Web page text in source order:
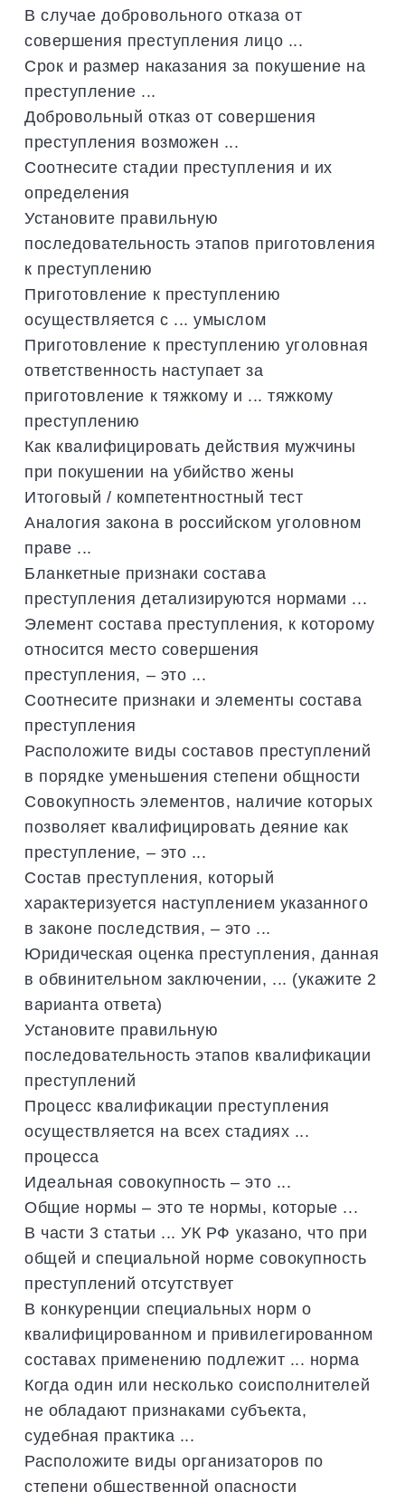
В случае добровольного отказа от
совершения преступления лицо ...
Срок и размер наказания за покушение на
преступление ...
Добровольный отказ от совершения
преступления возможен ...
Соотнесите стадии преступления и их
определения
Установите правильную
последовательность этапов приготовления
к преступлению
Приготовление к преступлению
осуществляется с ... умыслом
Приготовление к преступлению уголовная
ответственность наступает за
приготовление к тяжкому и ... тяжкому
преступлению
Как квалифицировать действия мужчины
при покушении на убийство жены
Итоговый / компетентностный тест
Аналогия закона в российском уголовном
праве ...
Бланкетные признаки состава
преступления детализируются нормами ...
Элемент состава преступления, к которому
относится место совершения
преступления, – это ...
Соотнесите признаки и элементы состава
преступления
Расположите виды составов преступлений
в порядке уменьшения степени общности
Совокупность элементов, наличие которых
позволяет квалифицировать деяние как
преступление, – это ...
Состав преступления, который
характеризуется наступлением указанного
в законе последствия, – это ...
Юридическая оценка преступления, данная
в обвинительном заключении, ... (укажите 2
варианта ответа)
Установите правильную
последовательность этапов квалификации
преступлений
Процесс квалификации преступления
осуществляется на всех стадиях ...
процесса
Идеальная совокупность – это ...
Общие нормы – это те нормы, которые ...
В части 3 статьи ... УК РФ указано, что при
общей и специальной норме совокупность
преступлений отсутствует
В конкуренции специальных норм о
квалифицированном и привилегированном
составах применению подлежит ... норма
Когда один или несколько соисполнителей
не обладают признаками субъекта,
судебная практика ...
Расположите виды организаторов по
степени общественной опасности